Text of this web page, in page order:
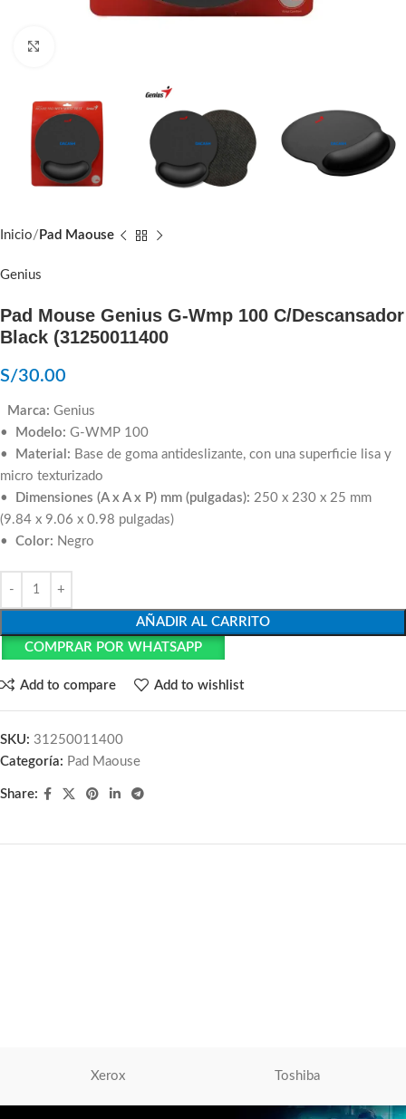
Inicio Pad Maouse
Genius
Pad Mouse Genius G-Wmp 100 C/Descansador
Black (31250011400
S/30.00
Marca: Genius
•
Modelo: G-WMP 100
•
Material: Base de goma antideslizante, con una superficie lisa y
micro texturizado
•
Dimensiones (A x A x P) mm (pulgadas): 250 x 230 x 25 mm
(9.84 x 9.06 x 0.98 pulgadas)
•
Color: Negro
AÑADIR AL CARRITO
COMPRAR POR WHATSAPP
Add to compare Add to wishlist
SKU: 31250011400
Categoría: Pad Maouse
Share:
Xerox Toshiba